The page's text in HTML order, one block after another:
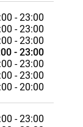
- 23:00
- 23:00
- 23:00
- 23:00
- 23:00
- 23:00
- 20:00
- 23:00